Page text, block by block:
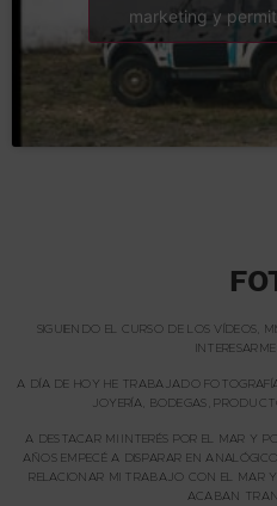
marketing y
SIGUIENDO EL CURSO DE LOS VÍDEOS,
A DÍA DE HOY HE TRABAJADO
JOYERÍA, BODEGAS,
A DESTACAR MI INTERÉS POR EL MAR Y
AÑOS EMPECÉ A DISPARAR EN
RELACIONAR MI TRABAJO CON EL MAR
ACABAN